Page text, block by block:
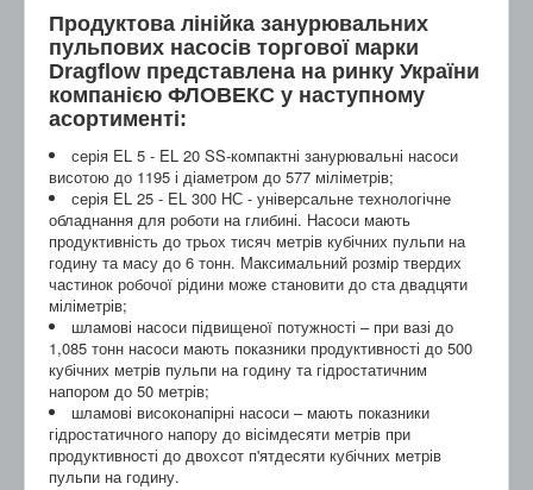
Продуктова лінійка занурювальних
пульпових насосів торгової марки
Dragflow представлена на ринку України
компанією ФЛОВЕКС у наступному
асортименті:
серія EL 5 - EL 20 SS-компактні занурювальні насоси
висотою до 1195 і діаметром до 577 міліметрів;
серія EL 25 - EL 300 НС - універсальне технологічне
обладнання для роботи на глибині. Насоси мають
продуктивність до трьох тисяч метрів кубічних пульпи на
годину та масу до 6 тонн. Максимальний розмір твердих
частинок робочої рідини може становити до ста двадцяти
міліметрів;
шламові насоси підвищеної потужності – при вазі до
1,085 тонн насоси мають показники продуктивності до 500
кубічних метрів пульпи на годину та гідростатичним
напором до 50 метрів;
шламові високонапірні насоси – мають показники
гідростатичного напору до вісімдесяти метрів при
продуктивності до двохсот п'ятдесяти кубічних метрів
пульпи на годину.